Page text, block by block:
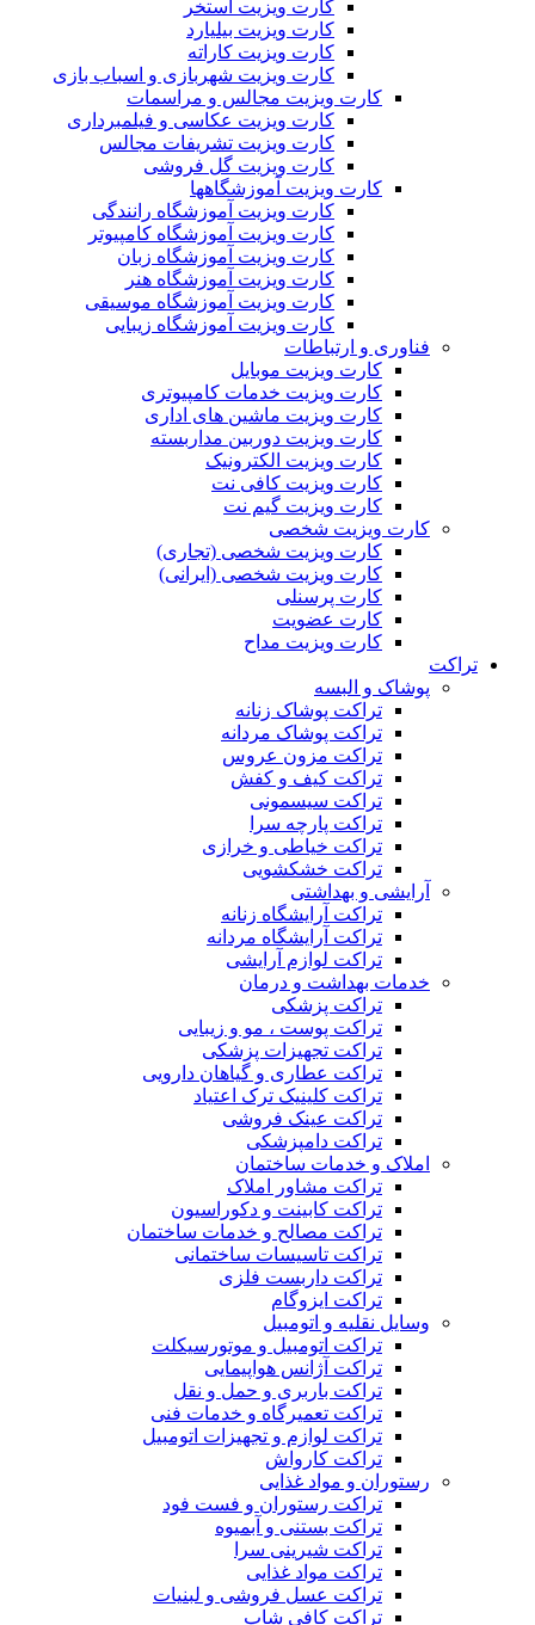
کارت ویزیت استخر
کارت ویزیت بیلیارد
کارت ویزیت کاراته
کارت ویزیت شهربازی و اسباب بازی
کارت ویزیت مجالس و مراسمات
کارت ویزیت عکاسی و فیلمبرداری
کارت ویزیت تشریفات مجالس
کارت ویزیت گل فروشی
کارت ویزیت آموزشگاهها
کارت ویزیت آموزشگاه رانندگی
کارت ویزیت آموزشگاه کامپیوتر
کارت ویزیت آموزشگاه زبان
کارت ویزیت آموزشگاه هنر
کارت ویزیت آموزشگاه موسیقی
کارت ویزیت آموزشگاه زیبایی
فناوری و ارتباطات
کارت ویزیت موبایل
کارت ویزیت خدمات کامپیوتری
کارت ویزیت ماشین های اداری
کارت ویزیت دوربین مداربسته
کارت ویزیت الکترونیک
کارت ویزیت کافی نت
کارت ویزیت گیم نت
کارت ویزیت شخصی
کارت ویزیت شخصی (تجاری)
کارت ویزیت شخصی (ایرانی)
کارت پرسنلی
کارت عضویت
کارت ویزیت مداح
تراکت
پوشاک و البسه
تراکت پوشاک زنانه
تراکت پوشاک مردانه
تراکت مزون عروس
تراکت کیف و کفش
تراکت سیسمونی
تراکت پارچه سرا
تراکت خیاطی و خرازی
تراکت خشکشویی
آرایشی و بهداشتی
تراکت آرایشگاه زنانه
تراکت آرایشگاه مردانه
تراکت لوازم آرایشی
خدمات بهداشت و درمان
تراکت پزشکی
تراکت پوست ، مو و زیبایی
تراکت تجهیزات پزشکی
تراکت عطاری و گیاهان دارویی
تراکت کلینیک ترک اعتیاد
تراکت عینک فروشی
تراکت دامپزشکی
املاک و خدمات ساختمان
تراکت مشاور املاک
تراکت کابینت و دکوراسیون
تراکت مصالح و خدمات ساختمان
تراکت تاسیسات ساختمانی
تراکت داربست فلزی
تراکت ایزوگام
وسایل نقلیه و اتومبیل
تراکت اتومبیل و موتورسیکلت
تراکت آژانس هواپیمایی
تراکت باربری و حمل و نقل
تراکت تعمیرگاه و خدمات فنی
تراکت لوازم و تجهیزات اتومبیل
تراکت کارواش
رستوران و مواد غذایی
تراکت رستوران و فست فود
تراکت بستنی و آبمیوه
تراکت شیرینی سرا
تراکت مواد غذایی
تراکت عسل فروشی و لبنیات
تراکت کافی شاپ